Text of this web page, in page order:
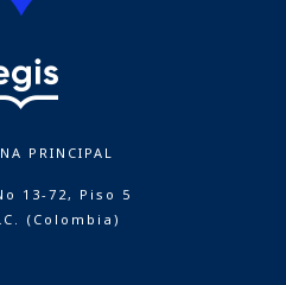
PRINCIPAL
13-72, Piso 5
(Colombia)